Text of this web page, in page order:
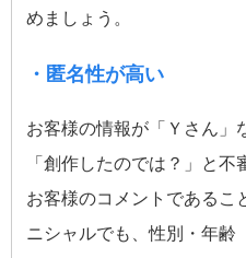
めましょう。
・匿名性が高い
お客様の情報が「Ｙさん」
「創作したのでは？」と不
お客様のコメントであるこ
ニシャルでも、性別・年齢